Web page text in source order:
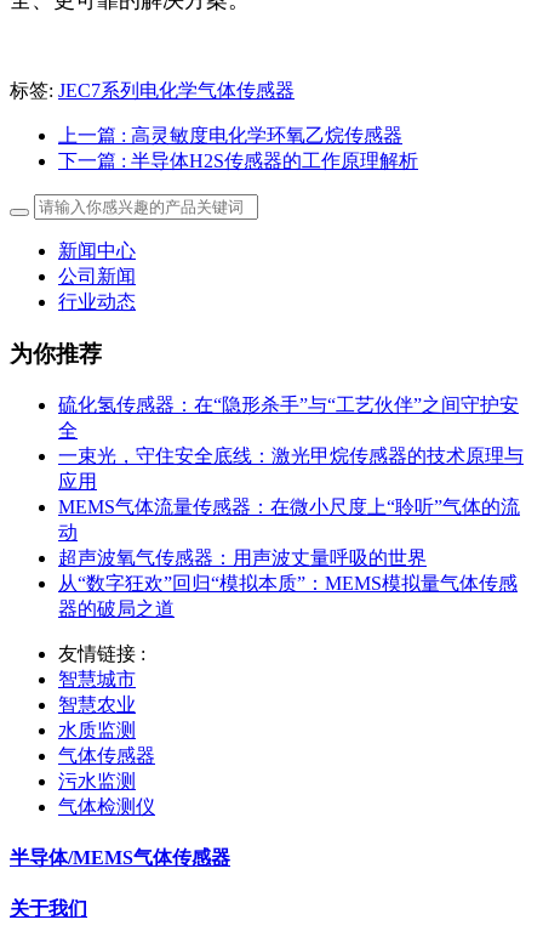
标签: JEC7系列电化学气体传感器
上一篇 : 高灵敏度电化学环氧乙烷传感器
下一篇 : 半导体H2S传感器的工作原理解析
新闻中心
公司新闻
行业动态
为你推荐
硫化氢传感器：在“隐形杀手”与“工艺伙伴”之间守护安
全
一束光，守住安全底线：激光甲烷传感器的技术原理与
应用
MEMS气体流量传感器：在微小尺度上“聆听”气体的流
动
超声波氧气传感器：用声波丈量呼吸的世界
从“数字狂欢”回归“模拟本质”：MEMS模拟量气体传感
器的破局之道
友情链接 :
智慧城市
智慧农业
水质监测
气体传感器
污水监测
气体检测仪
半导体/MEMS气体传感器
关于我们